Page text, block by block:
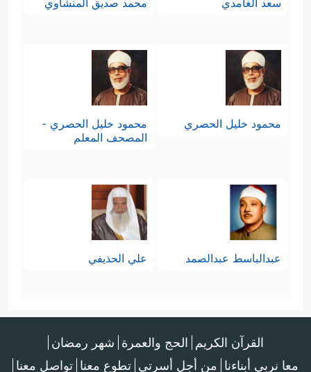
سعد الغامدي محمد صديق المنشاوي
محمود خليل الحصري
محمود خليل الحصري -
المصحف المعلم
عبدالباسط عبدالصمد علي الحذيفي
القرآن الكريم الحج والعمرة شهر رمضان
معا نربي أبناءنا من أجل أسرتي تطوع معنا تواصل معنا